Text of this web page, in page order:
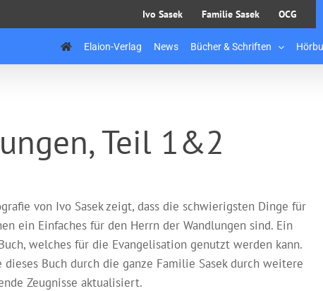
Ivo Sasek Familie Sasek OCG
Elaion-Verlag News Bücher & Schriften
Teil 1&2
von Ivo Sasek zeigt, dass die schwierigsten Dinge für
ein Einfaches für den Herrn der Wandlungen sind. Ein
welches für die Evangelisation genutzt werden kann.
dieses Buch durch die ganze Familie Sasek durch weitere
Zeugnisse aktualisiert.